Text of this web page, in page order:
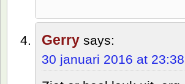
Gerry says:
30 januari 2016 at 23:38